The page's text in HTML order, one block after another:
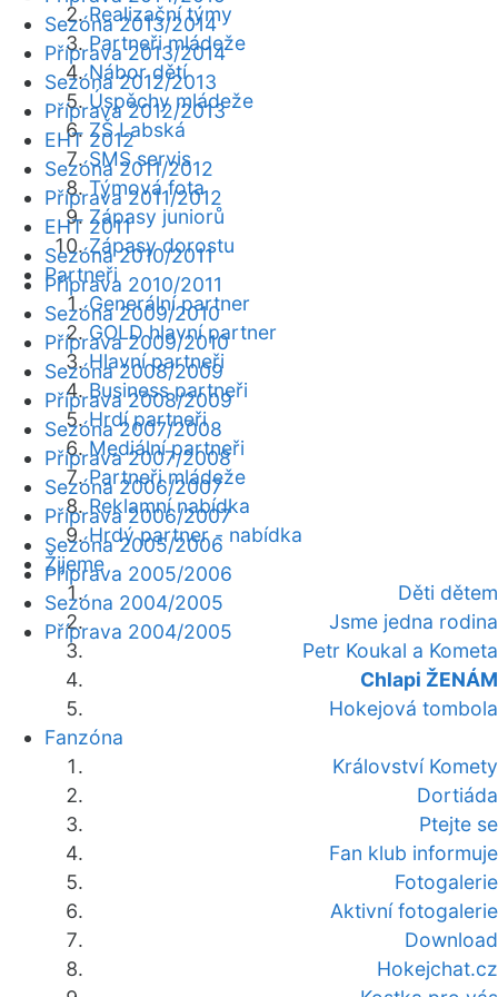
Realizační týmy
Partneři mládeže
Nábor dětí
Úspěchy mládeže
ZŠ Labská
SMS servis
Týmová fota
Zápasy juniorů
Zápasy dorostu
Partneři
Generální partner
GOLD hlavní partner
Hlavní partneři
Business partneři
Hrdí partneři
Mediální partneři
Partneři mládeže
Reklamní nabídka
Hrdý partner - nabídka
Žijeme
Děti dětem
Jsme jedna rodina
Petr Koukal a Kometa
Chlapi ŽENÁM
Hokejová tombola
Fanzóna
Království Komety
Dortiáda
Ptejte se
Fan klub informuje
Fotogalerie
Aktivní fotogalerie
Download
Hokejchat.cz
Sezóna 2013/2014
Příprava 2013/2014
Sezóna 2012/2013
Příprava 2012/2013
EHT 2012
Sezóna 2011/2012
Příprava 2011/2012
EHT 2011
Sezóna 2010/2011
Příprava 2010/2011
Sezóna 2009/2010
Příprava 2009/2010
Sezóna 2008/2009
Příprava 2008/2009
Sezóna 2007/2008
Příprava 2007/2008
Sezóna 2006/2007
Příprava 2006/2007
Sezóna 2005/2006
Příprava 2005/2006
Sezóna 2004/2005
Příprava 2004/2005